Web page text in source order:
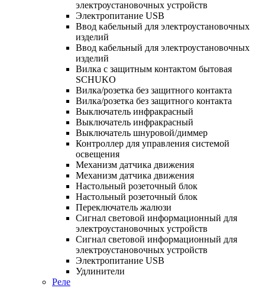
электроустановочных устройств
Электропитание USB
Ввод кабельный для электроустановочных
изделий
Ввод кабельный для электроустановочных
изделий
Вилка с защитным контактом бытовая
SCHUKO
Вилка/розетка без защитного контакта
Вилка/розетка без защитного контакта
Выключатель инфракрасный
Выключатель инфракрасный
Выключатель шнуровой/диммер
Контроллер для управления системой
освещения
Механизм датчика движения
Механизм датчика движения
Настольный розеточный блок
Настольный розеточный блок
Переключатель жалюзи
Сигнал световой информационный для
электроустановочных устройств
Сигнал световой информационный для
электроустановочных устройств
Электропитание USB
Удлинители
Реле